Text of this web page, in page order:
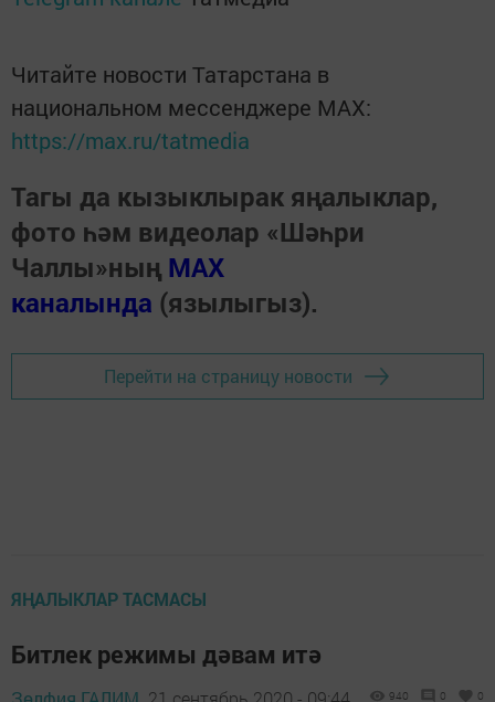
Читайте новости Татарстана в
национальном мессенджере MАХ:
https://max.ru/tatmedia
Тагы да кызыклырак яңалыклар,
фото һәм видеолар «Шәһри
Чаллы»ның MAX
каналында (язылыгыз).
Перейти на страницу новости
ЯҢАЛЫКЛАР ТАСМАСЫ
Битлек режимы дәвам итә
940 0 0